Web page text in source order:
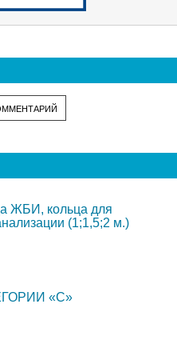
ЖБИ, кольца для
(1;1,5;2 м.)
«C»